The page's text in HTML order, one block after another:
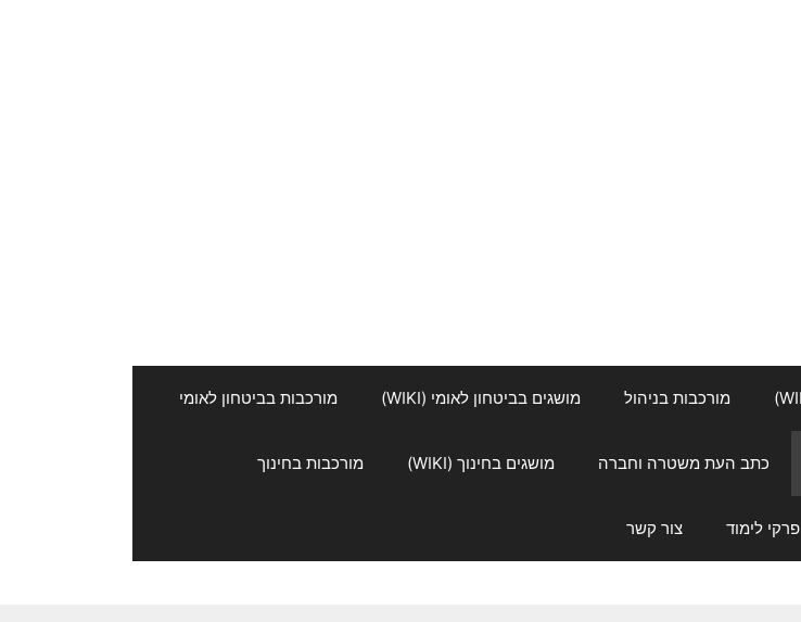
מורכבות בניהול מושגים בביטחון לאומי (WIKI) מורכבות בביטחון לאומי
כתב העת משטרה וחברה מושגים בחינוך (WIKI) מורכבות בחינוך
פרקי לימוד צור קשר